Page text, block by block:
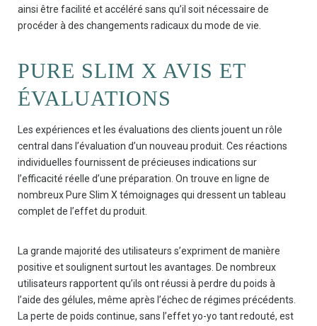
ainsi être facilité et accéléré sans qu’il soit nécessaire de
procéder à des changements radicaux du mode de vie.
PURE SLIM X AVIS ET
ÉVALUATIONS
Les expériences et les évaluations des clients jouent un rôle
central dans l’évaluation d’un nouveau produit. Ces réactions
individuelles fournissent de précieuses indications sur
l’efficacité réelle d’une préparation. On trouve en ligne de
nombreux Pure Slim X témoignages qui dressent un tableau
complet de l’effet du produit.
La grande majorité des utilisateurs s’expriment de manière
positive et soulignent surtout les avantages. De nombreux
utilisateurs rapportent qu’ils ont réussi à perdre du poids à
l’aide des gélules, même après l’échec de régimes précédents.
La perte de poids continue, sans l’effet yo-yo tant redouté, est